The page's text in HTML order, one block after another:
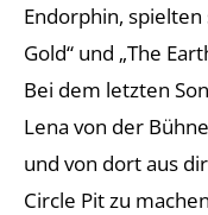
Endorphin, spielten
Gold“ und „The
Bei dem letzten
Lena von der
und von dort aus
Circle Pit zu